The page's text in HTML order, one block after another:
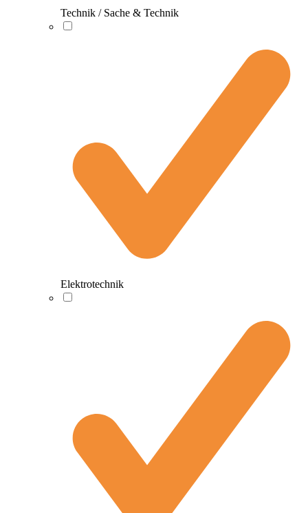
Technik / Sache & Technik
Elektrotechnik